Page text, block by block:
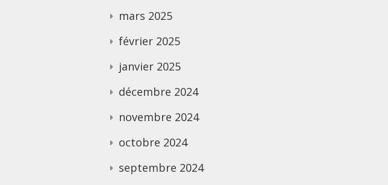
mars 2025
février 2025
janvier 2025
décembre 2024
novembre 2024
octobre 2024
septembre 2024